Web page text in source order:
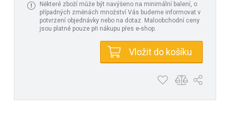
Některé zboží může být navýšeno na minimální balení, o
případných změnách množství Vás budeme informovat v
potvrzení objednávky nebo na dotaz. Maloobchodní ceny
jsou platné pouze při nákupu přes e-shop.
Vložit do košíku